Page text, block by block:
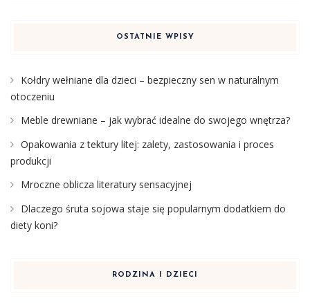
OSTATNIE WPISY
Kołdry wełniane dla dzieci – bezpieczny sen w naturalnym
otoczeniu
Meble drewniane – jak wybrać idealne do swojego wnętrza?
Opakowania z tektury litej: zalety, zastosowania i proces
produkcji
Mroczne oblicza literatury sensacyjnej
Dlaczego śruta sojowa staje się popularnym dodatkiem do
diety koni?
RODZINA I DZIECI